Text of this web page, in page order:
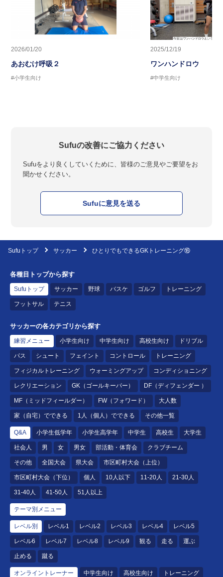
2026/01/20
あおむけ呼吸２
#小学生向け
2025/12/19
ワンハンドロウ
#中学生向け
Sufuの改善にご協力ください
Sufuをより良くしていくために、皆様のご意見やご要望をお
聞かせください。
Sufuに意見を送る
Sufuトップ サッカー ひとりでもできるGKトレーニング⑯
各種目トップから探す
Sufuトップ サッカー 野球 バスケ ゴルフ トレーニング
フットサル テニス
サッカーの各カテゴリから探す
練習メニュー 小学生向け 中学生向け 高校生向け ドリブル
パス シュート フェイント コントロール トレーニング
フィジカルトレーニング ウォーミングアップ コンディショニング
レクリエーション GK（ゴールキーパー） DF（ディフェンダー ）
MF（ミッドフィールダー） FW（フォワード） 大人数
家（自宅）でできる 1人（個人）でできる その他一覧
Q&A 小学生低学年 小学生高学年 中学生 高校生 大学生
社会人 男 女 男女 部活動・体育会 クラブチーム
その他 全国大会 県大会 市区町村大会（上位）
市区町村大会（下位） 個人 10人以下 11-20人 21-30人
31-40人 41-50人 51人以上
テーマ別メニュー
レベル別 レベル1 レベル2 レベル3 レベル4 レベル5
レベル6 レベル7 レベル8 レベル9 観る 走る 運ぶ
止める 蹴る
オンライントレーナー 中学生向け 高校生向け トレーニング